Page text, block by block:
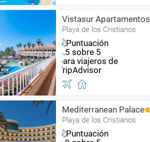
Vistasur Apartamentos
Playa de los Cristianos
Mediterranean Palace
Playa de los Cristianos